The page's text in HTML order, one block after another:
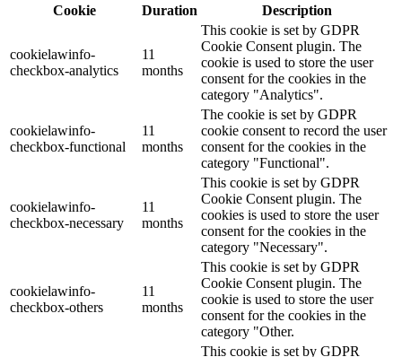
Cookie
Duration Description
cookielawinfo-
checkbox-analytics
11
months
This cookie is set by GDPR
Cookie Consent plugin. The
cookie is used to store the user
consent for the cookies in the
category "Analytics".
cookielawinfo-
checkbox-functional
11
months
The cookie is set by GDPR
cookie consent to record the user
consent for the cookies in the
category "Functional".
cookielawinfo-
checkbox-necessary
11
months
This cookie is set by GDPR
Cookie Consent plugin. The
cookies is used to store the user
consent for the cookies in the
category "Necessary".
cookielawinfo-
checkbox-others
11
months
This cookie is set by GDPR
Cookie Consent plugin. The
cookie is used to store the user
consent for the cookies in the
category "Other.
This cookie is set by GDPR